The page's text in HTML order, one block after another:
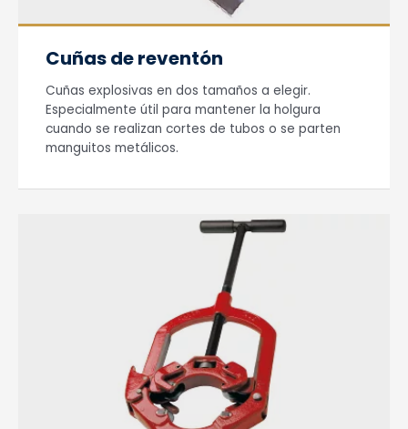
Cuñas de reventón
Cuñas explosivas en dos tamaños a elegir.
Especialmente útil para mantener la holgura
cuando se realizan cortes de tubos o se parten
manguitos metálicos.